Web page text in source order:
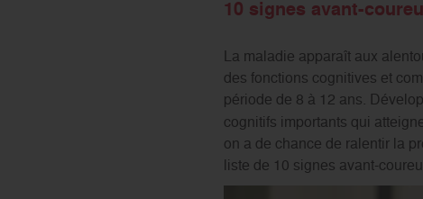
10 signes avant-
La maladie apparaît aux
des fonctions cognitives et
période de 8 à 12 ans.
cognitifs importants qui
on a de chance de ralentir la
liste de 10 signes avant-